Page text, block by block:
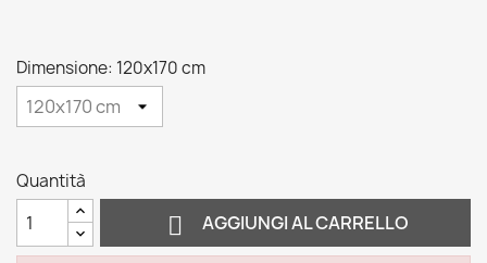
Dimensione: 120x170 cm
Quantità
 AGGIUNGI AL CARRELLO